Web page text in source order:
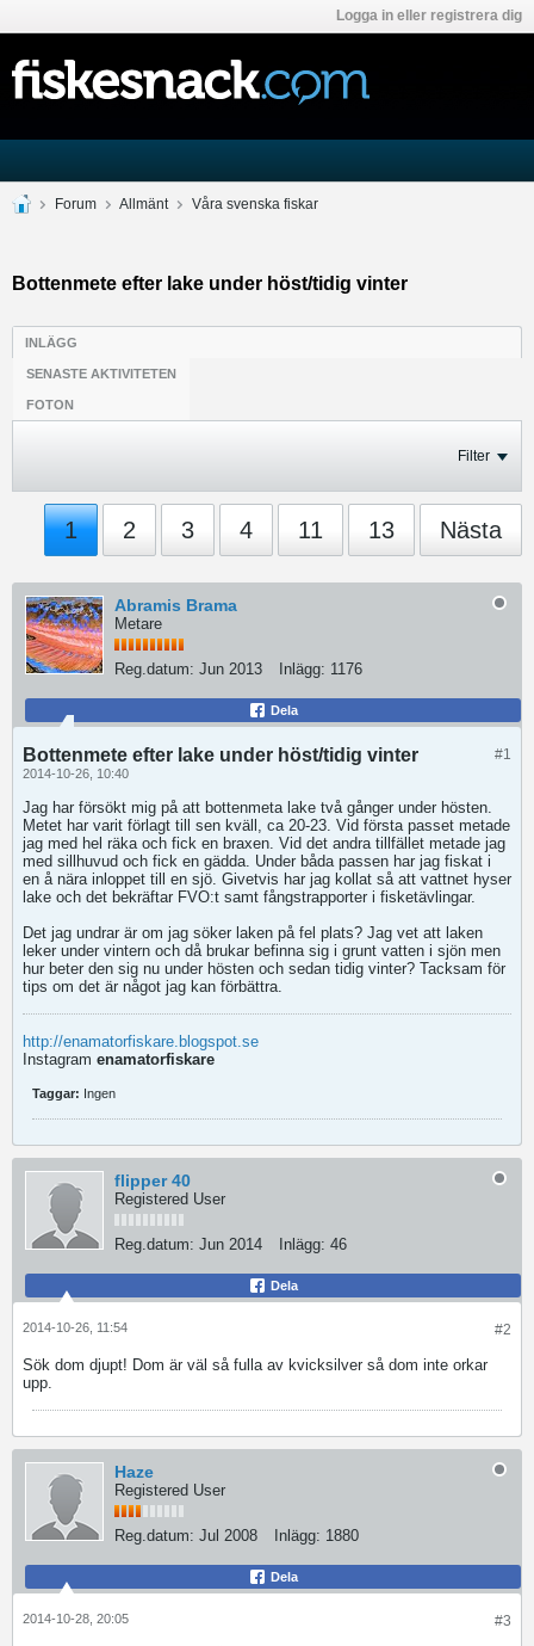
Logga in eller registrera dig
Forum Allmänt Våra svenska fiskar
Bottenmete efter lake under höst/tidig vinter
INLÄGG
SENASTE AKTIVITETEN
FOTON
Filter
1 2 3 4 11 13 Nästa
Abramis Brama
Metare
Reg.datum: Jun 2013 Inlägg: 1176
Dela
#1
Bottenmete efter lake under höst/tidig vinter
2014-10-26, 10:40
Jag har försökt mig på att bottenmeta lake två gånger under hösten.
Metet har varit förlagt till sen kväll, ca 20-23. Vid första passet metade
jag med hel räka och fick en braxen. Vid det andra tillfället metade jag
med sillhuvud och fick en gädda. Under båda passen har jag fiskat i
en å nära inloppet till en sjö. Givetvis har jag kollat så att vattnet hyser
lake och det bekräftar FVO:t samt fångstrapporter i fisketävlingar.
Det jag undrar är om jag söker laken på fel plats? Jag vet att laken
leker under vintern och då brukar befinna sig i grunt vatten i sjön men
hur beter den sig nu under hösten och sedan tidig vinter? Tacksam för
tips om det är något jag kan förbättra.
http://enamatorfiskare.blogspot.se
Instagram enamatorfiskare
Taggar: Ingen
flipper 40
Registered User
Reg.datum: Jun 2014 Inlägg: 46
Dela
#2
2014-10-26, 11:54
Sök dom djupt! Dom är väl så fulla av kvicksilver så dom inte orkar
upp.
Haze
Registered User
Reg.datum: Jul 2008 Inlägg: 1880
Dela
#3
2014-10-28, 20:05